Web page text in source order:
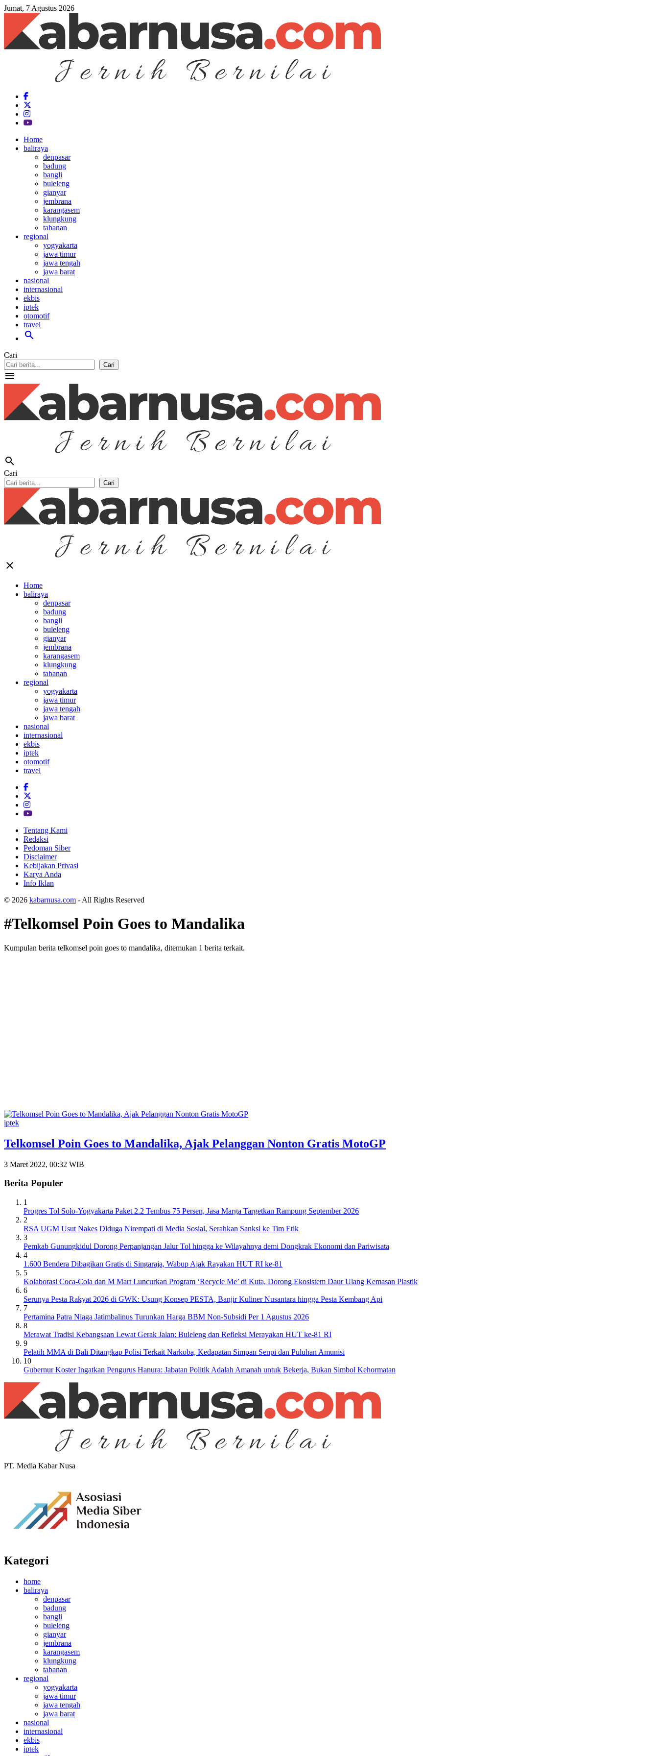
Jumat, 7 Agustus 2026
Home
baliraya
denpasar
badung
bangli
buleleng
gianyar
jembrana
karangasem
klungkung
tabanan
regional
yogyakarta
jawa timur
jawa tengah
jawa barat
nasional
internasional
ekbis
iptek
otomotif
travel
search
Cari
Cari
menu
search
Cari
Cari
close
Home
baliraya
denpasar
badung
bangli
buleleng
gianyar
jembrana
karangasem
klungkung
tabanan
regional
yogyakarta
jawa timur
jawa tengah
jawa barat
nasional
internasional
ekbis
iptek
otomotif
travel
Tentang Kami
Redaksi
Pedoman Siber
Disclaimer
Kebijakan Privasi
Karya Anda
Info Iklan
© 2026 kabarnusa.com - All Rights Reserved
#Telkomsel Poin Goes to Mandalika
Kumpulan berita telkomsel poin goes to mandalika, ditemukan 1 berita terkait.
iptek
Telkomsel Poin Goes to Mandalika, Ajak Pelanggan Nonton Gratis MotoGP
3 Maret 2022, 00:32 WIB
Berita Populer
1
Progres Tol Solo-Yogyakarta Paket 2.2 Tembus 75 Persen, Jasa Marga Targetkan Rampung September 2026
2
RSA UGM Usut Nakes Diduga Nirempati di Media Sosial, Serahkan Sanksi ke Tim Etik
3
Pemkab Gunungkidul Dorong Perpanjangan Jalur Tol hingga ke Wilayahnya demi Dongkrak Ekonomi dan Pariwisata
4
1.600 Bendera Dibagikan Gratis di Singaraja, Wabup Ajak Rayakan HUT RI ke-81
5
Kolaborasi Coca-Cola dan M Mart Luncurkan Program ‘Recycle Me’ di Kuta, Dorong Ekosistem Daur Ulang Kemasan Plastik
6
Serunya Pesta Rakyat 2026 di GWK: Usung Konsep PESTA, Banjir Kuliner Nusantara hingga Pesta Kembang Api
7
Pertamina Patra Niaga Jatimbalinus Turunkan Harga BBM Non-Subsidi Per 1 Agustus 2026
8
Merawat Tradisi Kebangsaan Lewat Gerak Jalan: Buleleng dan Refleksi Merayakan HUT ke-81 RI
9
Pelatih MMA di Bali Ditangkap Polisi Terkait Narkoba, Kedapatan Simpan Senpi dan Puluhan Amunisi
10
Gubernur Koster Ingatkan Pengurus Hanura: Jabatan Politik Adalah Amanah untuk Bekerja, Bukan Simbol Kehormatan
PT. Media Kabar Nusa
Kategori
home
baliraya
denpasar
badung
bangli
buleleng
gianyar
jembrana
karangasem
klungkung
tabanan
regional
yogyakarta
jawa timur
jawa tengah
jawa barat
nasional
internasional
ekbis
iptek